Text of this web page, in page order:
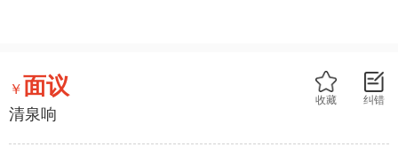
纠错
收藏
￥面议
清泉响